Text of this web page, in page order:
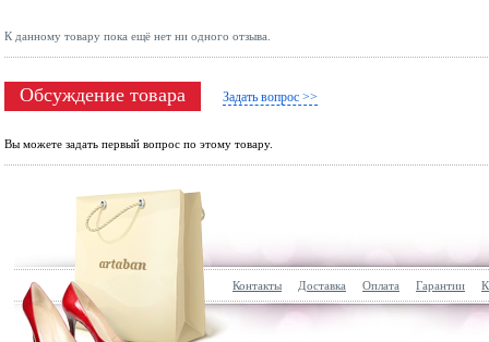
К данному товару пока ещё нет ни одного отзыва.
Обсуждение товара Задать вопрос >>
Вы можете задать первый вопрос по этому товару.
Контакты Доставка Оплата Гарантии